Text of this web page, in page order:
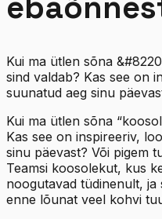
Kui ma ütlen sõna
sind valdab? Kas see on
suunatud aeg sinu
Kui ma ütlen sõna
Kas see on inspireeriv,
sinu päevast? Või pigem
Teamsi koosolekut, kus
noogutavad tüdinenult, ja
enne lõunat veel kohvi